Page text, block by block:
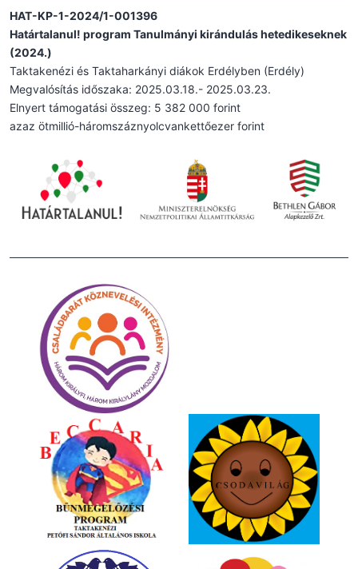
HAT-KP-1-2024/1-001396
Határtalanul! program Tanulmányi kirándulás hetedikeseknek
(2024.)
Taktakenézi és Taktaharkányi diákok Erdélyben (Erdély)
Megvalósítás időszaka: 2025.03.18.- 2025.03.23.
Elnyert támogatási összeg: 5 382 000 forint
azaz ötmillió-háromszáznyolcvankettőezer forint